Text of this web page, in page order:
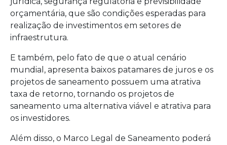
orçamentária, que são condições esperadas para
realização de investimentos em setores de
infraestrutura.
E também, pelo fato de que o atual cenário
mundial, apresenta baixos patamares de juros e os
projetos de saneamento possuem uma atrativa
taxa de retorno, tornando os projetos de
saneamento uma alternativa viável e atrativa para
os investidores.
Além disso, o Marco Legal de Saneamento poderá